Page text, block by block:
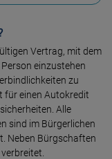
Vertrag, mit dem
einzustehen
zu
für einen Autokredit
Alle
sind im Bürgerlichen
Neben Bürgschaften